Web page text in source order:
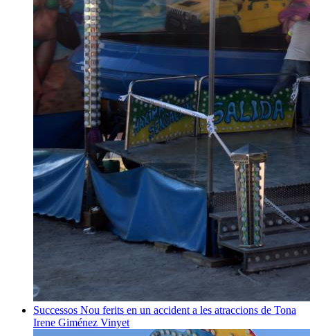
Successos Nou ferits en un accident a les atraccions de Tona
Irene Giménez Vinyet